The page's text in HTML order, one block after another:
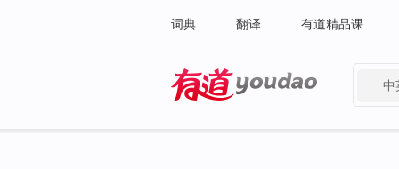
词典 翻译 有道精品课
中